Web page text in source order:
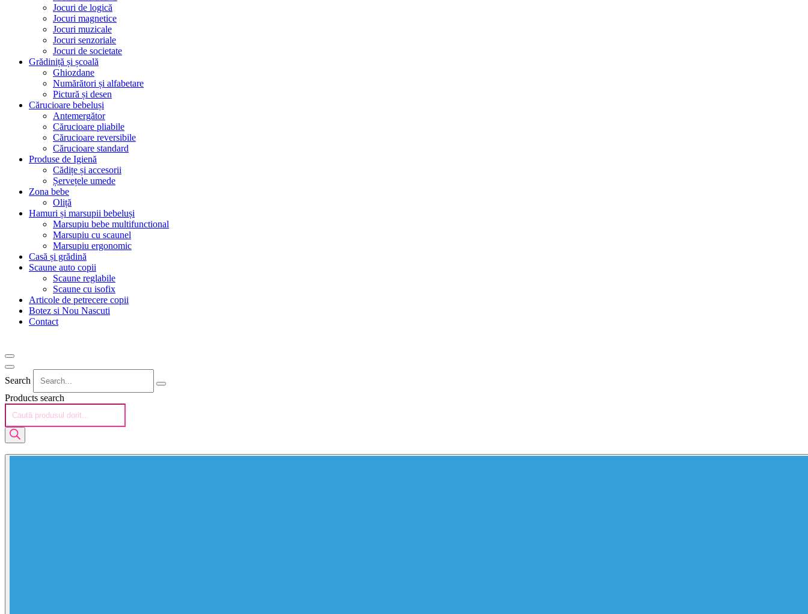
Jocuri de logică
Jocuri magnetice
Jocuri muzicale
Jocuri senzoriale
Jocuri de societate
Grădiniță și școală
Ghiozdane
Numărători și alfabetare
Pictură și desen
Cărucioare bebeluși
Antemergător
Cărucioare pliabile
Cărucioare reversibile
Cărucioare standard
Produse de Igienă
Cădițe și accesorii
Șervețele umede
Zona bebe
Oliță
Hamuri și marsupii bebeluși
Marsupiu bebe multifunctional
Marsupiu cu scaunel
Marsupiu ergonomic
Casă și grădină
Scaune auto copii
Scaune reglabile
Scaune cu isofix
Articole de petrecere copii
Botez si Nou Nascuti
Contact
Search
Products search